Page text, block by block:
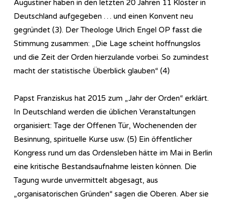
Augustiner haben in den letzten 20 Jahren 11 Klöster in
Deutschland aufgegeben … und einen Konvent neu
gegründet (3). Der Theologe Ulrich Engel OP fasst die
Stimmung zusammen: „Die Lage scheint hoffnungslos
und die Zeit der Orden hierzulande vorbei. So zumindest
macht der statistische Überblick glauben“ (4)
Papst Franziskus hat 2015 zum „Jahr der Orden“ erklärt.
In Deutschland werden die üblichen Veranstaltungen
organisiert: Tage der Offenen Tür, Wochenenden der
Besinnung, spirituelle Kurse usw. (5) Ein öffentlicher
Kongress rund um das Ordensleben hätte im Mai in Berlin
eine kritische Bestandsaufnahme leisten können. Die
Tagung wurde unvermittelt abgesagt, aus
„organisatorischen Gründen“ sagen die Oberen. Aber sie